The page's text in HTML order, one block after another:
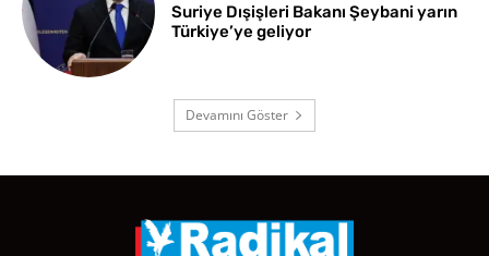
Suriye Dışişleri Bakanı Şeybani yarın
Türkiye’ye geliyor
Devamını Göster